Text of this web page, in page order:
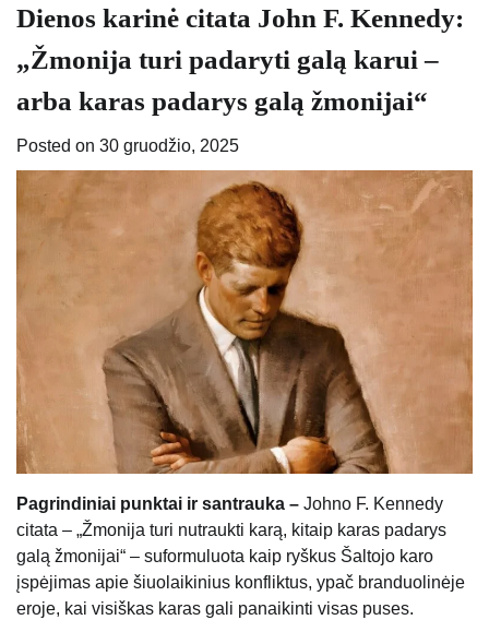
Dienos karinė citata John F. Kennedy:
„Žmonija turi padaryti galą karui –
arba karas padarys galą žmonijai“
Posted on 30 gruodžio, 2025
Pagrindiniai punktai ir santrauka – Johno F. Kennedy
citata – „Žmonija turi nutraukti karą, kitaip karas padarys
galą žmonijai“ – suformuluota kaip ryškus Šaltojo karo
įspėjimas apie šiuolaikinius konfliktus, ypač branduolinėje
eroje, kai visiškas karas gali panaikinti visas puses.